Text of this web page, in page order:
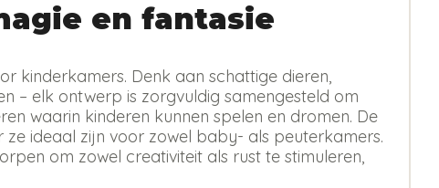
en fantasie
kinderkamers. Denk aan schattige dieren,
– elk ontwerp is zorgvuldig samengesteld om
waarin kinderen kunnen spelen en dromen. De
ideaal zijn voor zowel baby- als peuterkamers.
om zowel creativiteit als rust te stimuleren,